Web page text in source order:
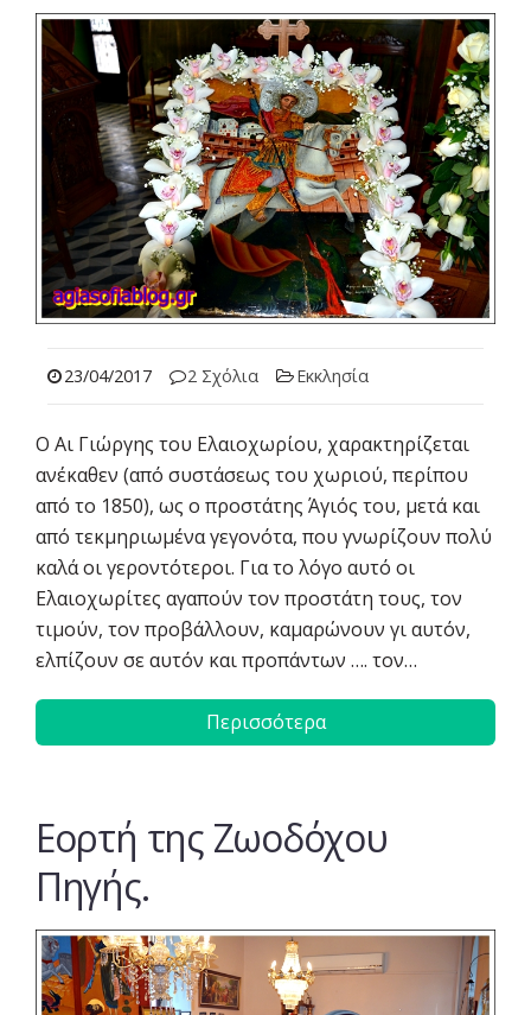
23/04/2017 2 Σχόλια Εκκλησία
Ο Αι Γιώργης του Ελαιοχωρίου, χαρακτηρίζεται
ανέκαθεν (από συστάσεως του χωριού, περίπου
από το 1850), ως ο προστάτης Άγιός του, μετά και
από τεκμηριωμένα γεγονότα, που γνωρίζουν πολύ
καλά οι γεροντότεροι. Για το λόγο αυτό οι
Ελαιοχωρίτες αγαπούν τον προστάτη τους, τον
τιμούν, τον προβάλλουν, καμαρώνουν γι αυτόν,
ελπίζουν σε αυτόν και προπάντων …. τον…
Περισσότερα
Eορτή της Ζωοδόχου
Πηγής.